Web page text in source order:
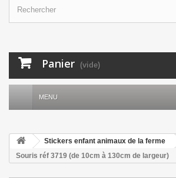
Panier (vide)
MENU
Stickers enfant animaux de la ferme
Souris réf 3719 (de 10cm à 130cm de largeur)